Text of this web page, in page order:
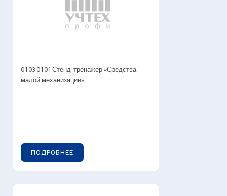
01.03.01.01 Стенд-тренажер «Средства
малой механизации»
ПОДРОБНЕЕ